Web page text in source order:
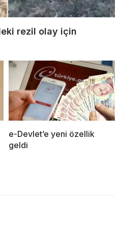
rezil olay için
e-Devlet’e yeni özellik
geldi